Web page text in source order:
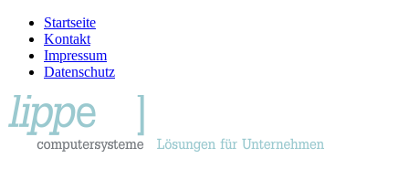
Startseite
Kontakt
Impressum
Datenschutz